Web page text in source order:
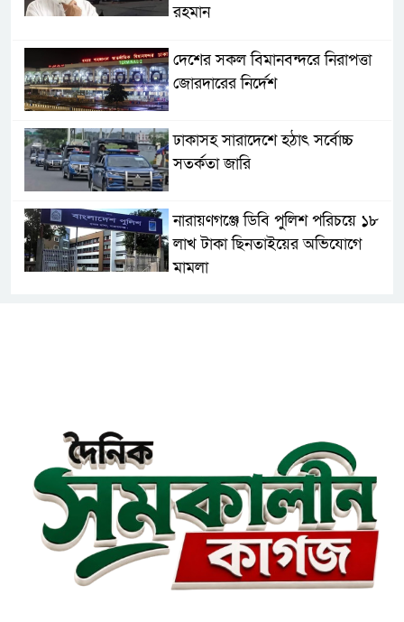
রহমান
দেশের সকল বিমানবন্দরে নিরাপত্তা
জোরদারের নির্দেশ
ঢাকাসহ সারাদেশে হঠাৎ সর্বোচ্চ
সতর্কতা জা‌রি
নারায়ণগঞ্জে ডিবি পুলিশ পরিচয়ে ১৮
লাখ টাকা ছিনতাইয়ের অভিযোগে
মামলা
সোনারগাঁয়ের জলাবদ্ধতা নিরসনে দ্রুত
পদক্ষেপের নির্দেশ: বিভাগীয়
কমিশনারের
নারায়ণগঞ্জে দিনমজুরের রহস্যজনক